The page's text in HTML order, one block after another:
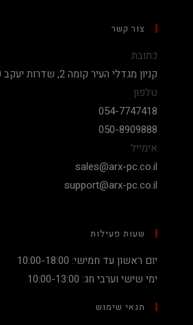
צור קשר
כתובת
קניון מגדלי העיר קומה 2, שדרות יעקב 50, ראשון לציון.
טלפון
054-7747418
050-8909888
אימייל
sales@arx-pc.co.il
support@arx-pc.co.il
שעות פעילות
יום ראשון עד חמישי: 10:00-18:00
ימי שישי וערבי חג: 10:00-13:00
תנאי שימוש